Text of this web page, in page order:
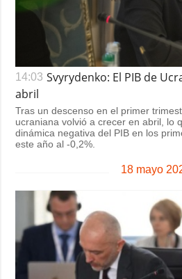
14:03 Svyrydenko: El PIB de
abril
Tras un descenso en el primer
ucraniana volvió a crecer en abril, lo
dinámica negativa del PIB en los
este año al -0,2%.
18 mayo